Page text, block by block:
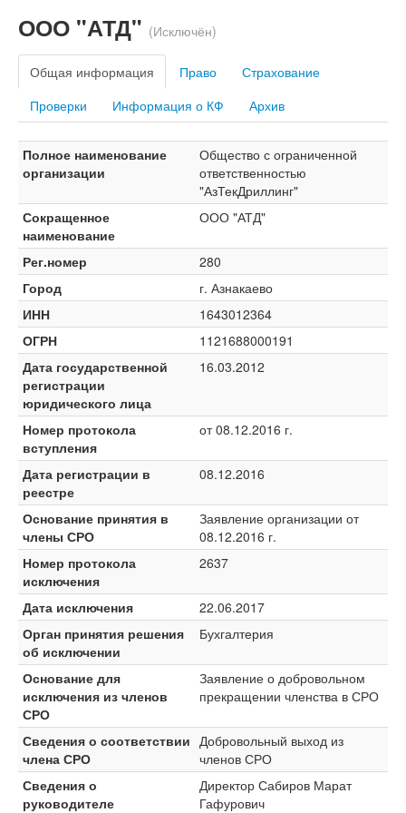
ООО "АТД" (Исключён)
Общая информация Право
Страхование
Проверки
Информация о КФ Архив
Полное наименование
организации
Общество с ограниченной
ответственностью
"АзТекДриллинг"
Сокращенное
наименование
ООО "АТД"
Рег.номер
280
Город
г. Азнакаево
ИНН
1643012364
ОГРН
1121688000191
Дата государственной
регистрации
юридического лица
16.03.2012
Номер протокола
вступления
от 08.12.2016 г.
Дата регистрации в
реестре
08.12.2016
Основание принятия в
члены СРО
Заявление организации от
08.12.2016 г.
Номер протокола
исключения
2637
Дата исключения
22.06.2017
Орган принятия решения
об исключении
Бухгалтерия
Основание для
исключения из членов
СРО
Заявление о добровольном
прекращении членства в СРО
Сведения о соответствии
члена СРО
Добровольный выход из
членов СРО
Сведения о
руководителе
Директор Сабиров Марат
Гафурович